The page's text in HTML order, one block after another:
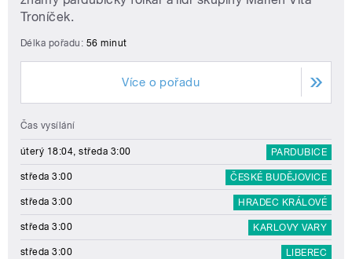
Troníček.
Délka pořadu: 56 minut
Více o pořadu
Čas vysílání
úterý 18:04, středa 3:00 PARDUBICE
středa 3:00 ČESKÉ BUDĚJOVICE
středa 3:00 HRADEC KRÁLOVÉ
středa 3:00 KARLOVY VARY
středa 3:00 LIBEREC